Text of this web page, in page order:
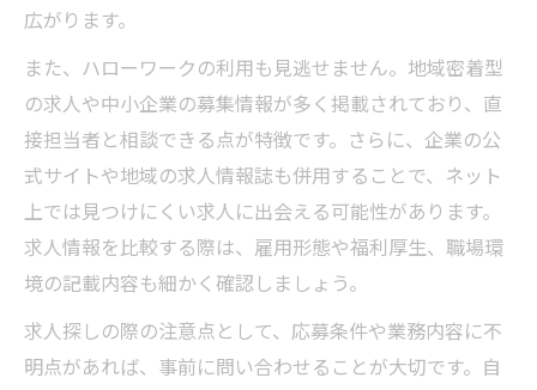
大田区正社員求人の見極め方と理想の働き方
大田区 正社員求人を選ぶ際の重視ポイント
大田区 正社員で理想の働き方を実現する方
法
大田区 正社員 求人の見極めポイントまとめ
中途採用で叶う大田区 正社員の安定就職術
大田区 正社員求人で後悔しない選択方法
広がります。
また、ハローワークの利用も見逃せません。地域密着型
の求人や中小企業の募集情報が多く掲載されており、直
接担当者と相談できる点が特徴です。さらに、企業の公
式サイトや地域の求人情報誌も併用することで、ネット
上では見つけにくい求人に出会える可能性があります。
求人情報を比較する際は、雇用形態や福利厚生、職場環
境の記載内容も細かく確認しましょう。
求人探しの際の注意点として、応募条件や業務内容に不
明点があれば、事前に問い合わせることが大切です。自